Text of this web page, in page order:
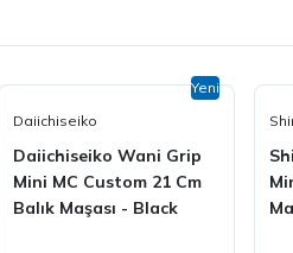
Yeni
Daiichiseiko
Daiichiseiko Wani Grip
Mini MC Custom 21 Cm
Balık Maşası - Black